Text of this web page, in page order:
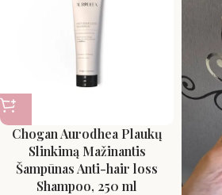
Chogan Aurodhea Plaukų
Slinkimą Mažinantis
Šampūnas Anti-hair loss
Shampoo, 250 ml